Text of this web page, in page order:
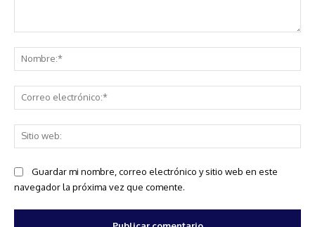
Guardar mi nombre, correo electrónico y sitio web en este
navegador la próxima vez que comente.